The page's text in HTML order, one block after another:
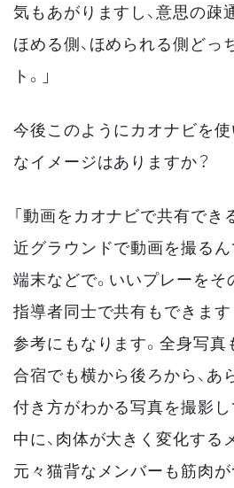
気もあがりますし、意思の疎
ほめる側、ほめられる側どっ
ト。」
今後このようにカオナビを
なイメージはありますか？
「動画をカオナビで共有でき
近グラウンドで動画を撮るん
端末などで。いいプレーを
指導者同士で共有もできます
参考にもなります。全身写真
合宿でも横から後ろから、あ
付き方がわかる写真を撮影
中に、肉体が大きく変化する
元々猫背なメンバーも筋肉